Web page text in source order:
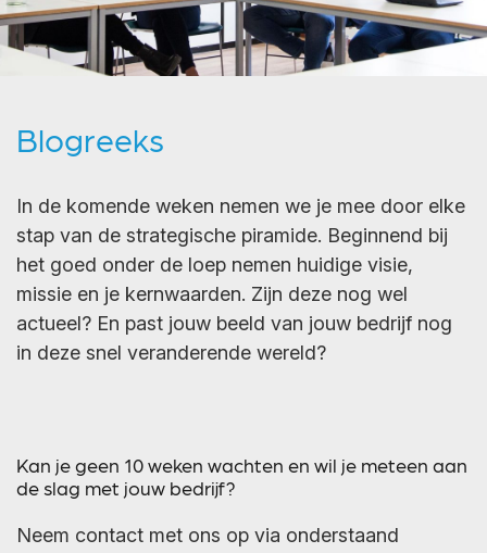
Blogreeks
In de komende weken nemen we je mee door elke
stap van de strategische piramide. Beginnend bij
het goed onder de loep nemen huidige visie,
missie en je kernwaarden. Zijn deze nog wel
actueel? En past jouw beeld van jouw bedrijf nog
in deze snel veranderende wereld?
Kan je geen 10 weken wachten en wil je meteen aan
de slag met jouw bedrijf?
Neem contact met ons op via onderstaand